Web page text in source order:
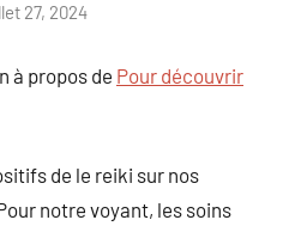
27, 2024
à propos de Pour découvrir
de le reiki sur nos
notre voyant, les soins